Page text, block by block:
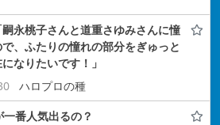
永桃子さんと道重さゆみさんに憧
、ふたりの憧れの部分をぎゅっと
なりたいです！」
ハロプロの種
番人気出るの？